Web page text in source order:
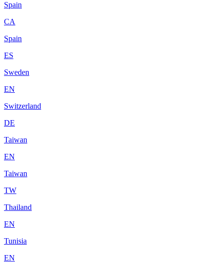
Spain
CA
Spain
ES
Sweden
EN
Switzerland
DE
Taiwan
EN
Taiwan
TW
Thailand
EN
Tunisia
EN